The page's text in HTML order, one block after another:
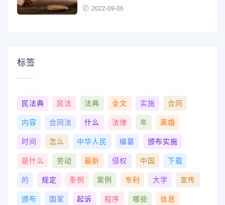
2022-09-06
标签
民法典 民法 法典 全文 实施 合同
内容 合同法 什么 法律 年 离婚
时间 怎么 中华人民 编纂 颁布实施
是什么 劳动 最新 侵权 中国 下载
的 规定 条例 案例 专利 大学 宣传
颁布 国家 起诉 程序 哪些 信息